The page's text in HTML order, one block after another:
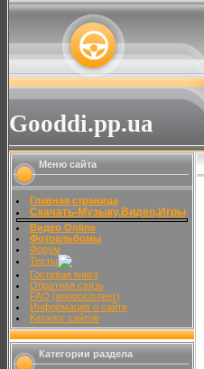
Gooddi.pp.ua
Меню сайта
Главная страница
Скачать-Музыку,Видео,Игры
Видео Online
Фотоальбомы
Форум
Тесты
Гостевая книга
Обратная связь
FAQ (вопрос/ответ)
Информация о сайте
Каталог сайтов
Категории раздела